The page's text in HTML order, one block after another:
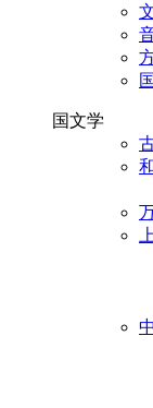
国文学